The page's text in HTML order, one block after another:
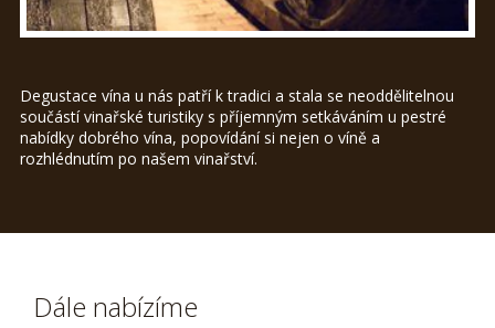
Degustace vína u nás patří k tradici a stala se neoddělitelnou
součástí vinařské turistiky s příjemným setkáváním u pestré
nabídky dobrého vína, popovídání si nejen o víně a
rozhlédnutím po našem vinařství.
Dále nabízíme